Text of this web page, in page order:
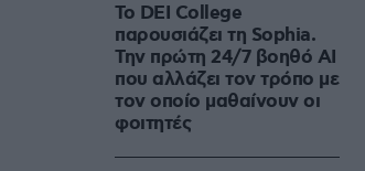
Το DEI College
παρουσιάζει τη Sophia.
Την πρώτη 24/7 βοηθό AI
που αλλάζει τον τρόπο με
τον οποίο μαθαίνουν οι
φοιτητές